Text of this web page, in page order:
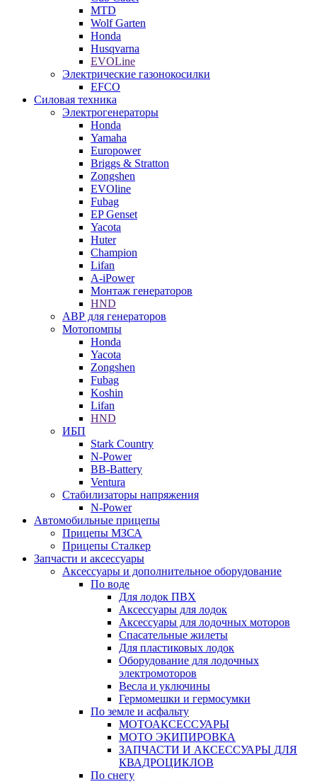
MTD
Wolf Garten
Honda
Husqvarna
EVOLine
Электрические газонокосилки
EFCO
Силовая техника
Электрогенераторы
Honda
Yamaha
Europower
Briggs & Stratton
Zongshen
EVOline
Fubag
EP Genset
Yacota
Huter
Champion
Lifan
A-iPower
Монтаж генераторов
HND
АВР для генераторов
Мотопомпы
Honda
Yacota
Zongshen
Fubag
Koshin
Lifan
HND
ИБП
Stark Country
N-Power
BB-Battery
Ventura
Стабилизаторы напряжения
N-Power
Автомобильные прицепы
Прицепы МЗСА
Прицепы Сталкер
Запчасти и аксессуары
Аксессуары и дополнительное оборудование
По воде
Для лодок ПВХ
Аксессуары для лодок
Аксессуары для лодочных моторов
Спасательные жилеты
Для пластиковых лодок
Оборудование для лодочных
электромоторов
Весла и уключины
Гермомешки и гермосумки
По земле и асфальту
МОТОАКСЕССУАРЫ
МОТО ЭКИПИРОВКА
ЗАПЧАСТИ И АКСЕССУАРЫ ДЛЯ
КВАДРОЦИКЛОВ
По снегу